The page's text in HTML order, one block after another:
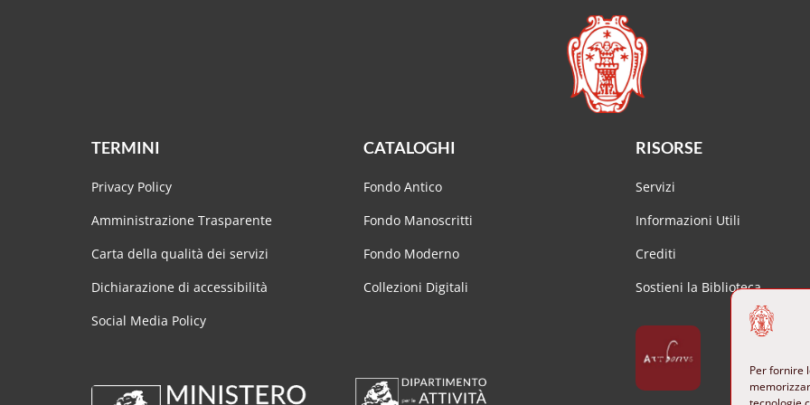
Per fornire
TERMINI
Privacy Policy
Amministrazione Trasparente
Carta della qualità dei servizi
Dichiarazione di accessibilità
Social Media Policy
CATALOGHI
Fondo Antico
Fondo Manoscritti
Fondo Moderno
Collezioni Digitali
RISORSE
Servizi
Informazioni Utili
Crediti
Sostieni la Biblioteca